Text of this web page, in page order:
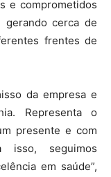
e comprometidos
gerando cerca de
frentes de
da empresa e
Representa o
presente e com
isso, seguimos
em saúde”,